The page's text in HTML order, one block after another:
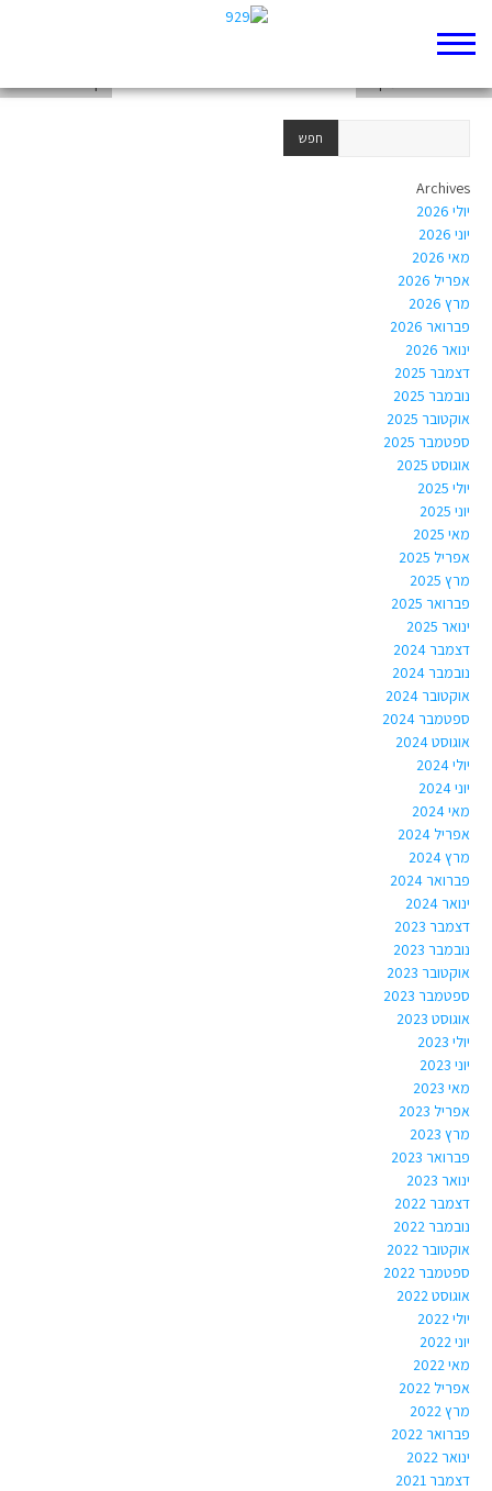
Archives
יולי 2026
יוני 2026
מאי 2026
אפריל 2026
מרץ 2026
פברואר 2026
ינואר 2026
דצמבר 2025
נובמבר 2025
אוקטובר 2025
ספטמבר 2025
אוגוסט 2025
יולי 2025
יוני 2025
מאי 2025
אפריל 2025
מרץ 2025
פברואר 2025
ינואר 2025
דצמבר 2024
נובמבר 2024
אוקטובר 2024
ספטמבר 2024
אוגוסט 2024
יולי 2024
יוני 2024
מאי 2024
אפריל 2024
מרץ 2024
פברואר 2024
ינואר 2024
דצמבר 2023
נובמבר 2023
אוקטובר 2023
ספטמבר 2023
אוגוסט 2023
יולי 2023
יוני 2023
מאי 2023
אפריל 2023
מרץ 2023
פברואר 2023
ינואר 2023
דצמבר 2022
נובמבר 2022
אוקטובר 2022
ספטמבר 2022
אוגוסט 2022
יולי 2022
יוני 2022
מאי 2022
אפריל 2022
מרץ 2022
פברואר 2022
ינואר 2022
דצמבר 2021